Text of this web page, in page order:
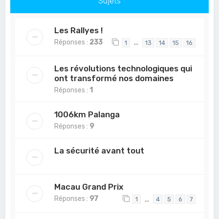
Les Rallyes !
Réponses : 233 1 … 13 14 15 16
Les révolutions technologiques qui
ont transformé nos domaines
Réponses : 1
1006km Palanga
Réponses : 9
La sécurité avant tout
Macau Grand Prix
Réponses : 97 1 … 4 5 6 7